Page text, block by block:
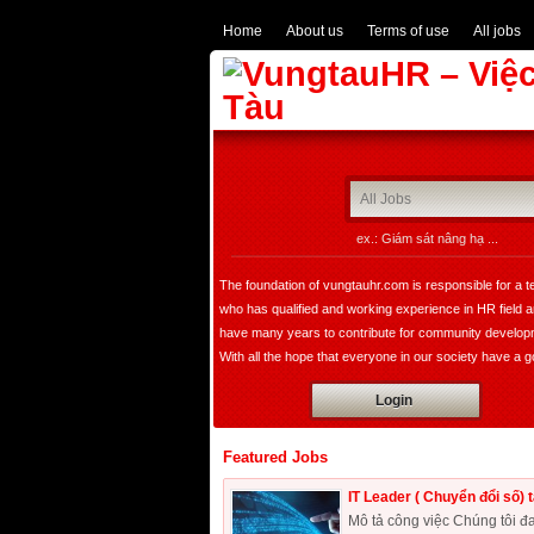
Home About us Terms of use All jobs
ex.: Giám sát nâng hạ ...
The foundation of vungtauhr.com is responsible for a
who has qualified and working experience in HR field
have many years to contribute for community
With all the hope that everyone in our society have a
image of leader, founder, a expert in HR department
bring comfortable choice for all of companies not only in
domestic but also expand overseas.
Login
Featured Jobs
IT Leader ( Chuyển đổi số)
Mô tả công việc Chúng tôi